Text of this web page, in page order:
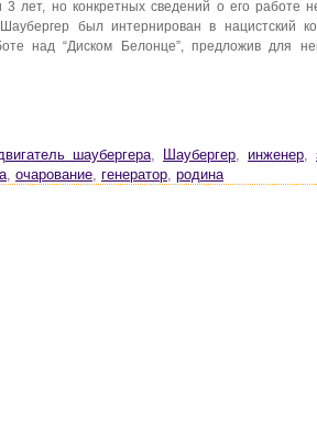
3 лет, но конкретных сведений о его работе
был интернирован в нацистский
над “Диском Белонце”, предложив для
шаубергера Шаубергер инженер
очарование генератор родина